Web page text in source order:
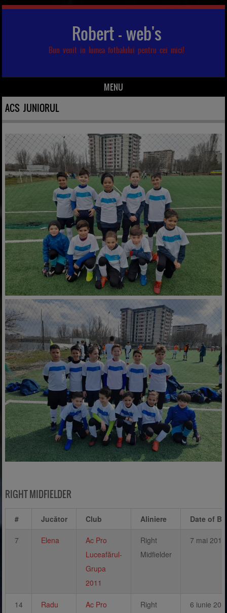
Robert – web's
Bun venit in lumea fotbalului pentru cei mici!
MENU
Skip to content
ACS JUNIORUL
RIGHT MIDFIELDER
# Jucător Club Aliniere Date of
7 Elena
Ac Pro
Luceafărul-
Grupa
2011
Right
Midfielder
7 mai 2011
14 Radu
Ac Pro
Right
6 iunie